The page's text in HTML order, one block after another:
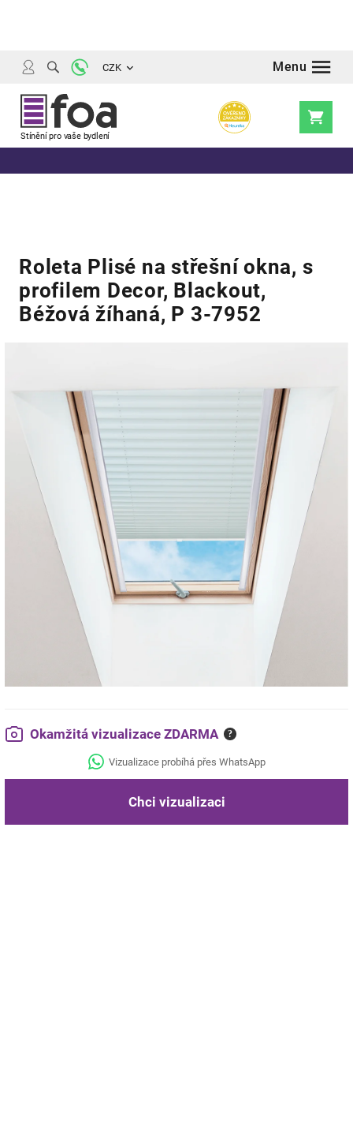
CZK
Nákupní
Roleta Plisé na střešní okna, s
profilem Decor, Blackout,
Béžová žíhaná, P 3-7952
Okamžitá vizualizace ZDARMA ?
Vizualizace probíhá přes WhatsApp
Chci vizualizaci